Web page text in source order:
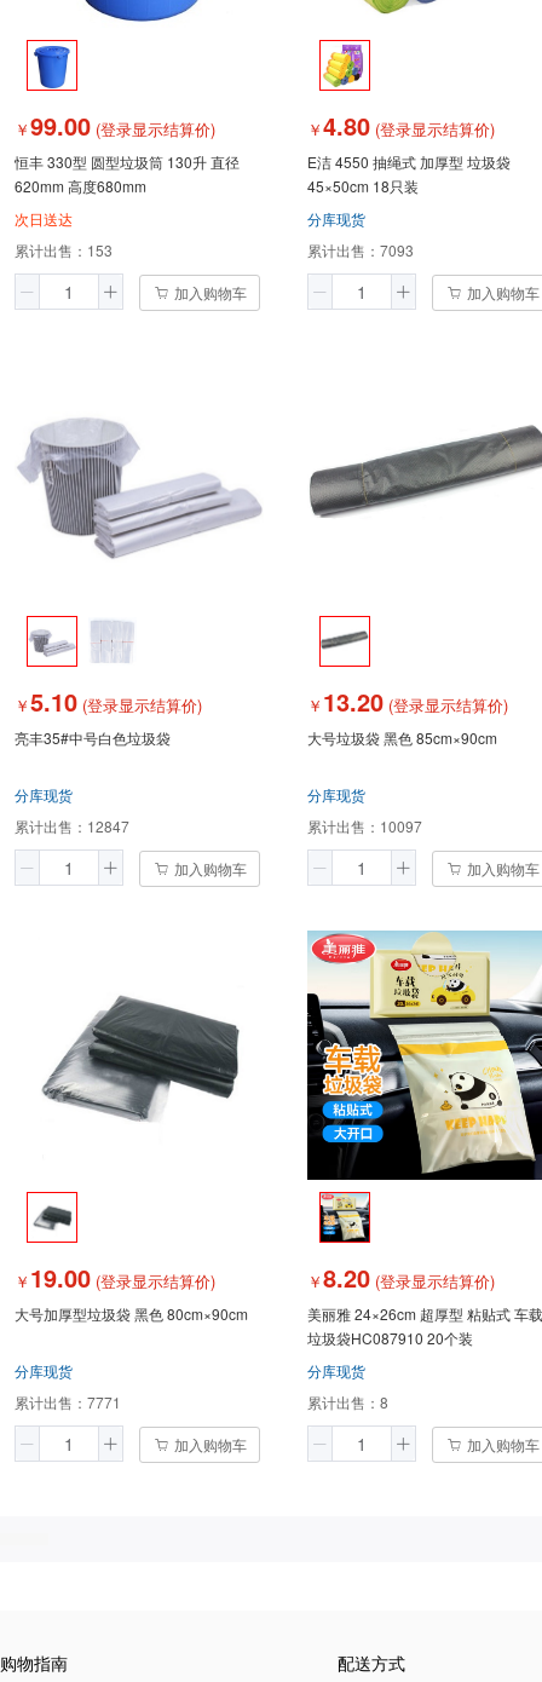
￥99.00 (登录显示结算价)
恒丰 330型 圆型垃圾筒 130升 直径
620mm 高度680mm
次日送达
累计出售： 153
加入购物车
￥4.80 (登录显示结算价)
E洁 4550 抽绳式 加厚型 垃圾袋
45×50cm 18只装
分库现货
累计出售： 7093
加入购物车
￥5.10 (登录显示结算价)
亮丰35#中号白色垃圾袋
分库现货
累计出售： 12847
加入购物车
￥ 13.20 (登录显示结算价)
大号垃圾袋 黑色 85cm×90cm
分库现货
累计出售： 10097
加入购物车
￥ 19.00 (登录显示结算价)
大号加厚型垃圾袋 黑色 80cm×90cm
分库现货
累计出售： 7771
加入购物车
￥8.20 (登录显示结算价)
美丽雅 24×26cm 超厚型 粘贴式 车载
垃圾袋HC087910 20个装
分库现货
累计出售： 8
加入购物车
购物指南 配送方式